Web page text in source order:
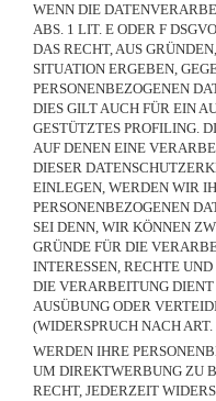
WENN DIE
ABS. 1 LIT. E ODER F
DAS RECHT, AUS
SITUATION ERGEBEN,
PERSONENBEZOGENEN
DIES GILT AUCH FÜR EIN
GESTÜTZTES PROFILING.
AUF DENEN EINE
DIESER
EINLEGEN, WERDEN WIR
PERSONENBEZOGENEN
SEI DENN, WIR KÖNNEN
GRÜNDE FÜR DIE
INTERESSEN, RECHTE
DIE VERARBEITUNG
AUSÜBUNG ODER
(WIDERSPRUCH NACH
WERDEN IHRE
UM DIREKTWERBUNG ZU
RECHT, JEDERZEIT